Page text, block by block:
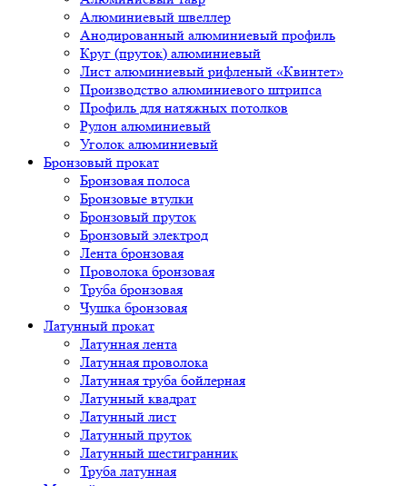
Алюминиевый швеллер
Анодированный алюминиевый профиль
Круг (пруток) алюминиевый
Лист алюминиевый рифленый «Квинтет»
Производство алюминиевого штрипса
Профиль для натяжных потолков
Рулон алюминиевый
Уголок алюминиевый
Бронзовый прокат
Бронзовая полоса
Бронзовые втулки
Бронзовый пруток
Бронзовый электрод
Лента бронзовая
Проволока бронзовая
Труба бронзовая
Чушка бронзовая
Латунный прокат
Латунная лента
Латунная проволока
Латунная труба бойлерная
Латунный квадрат
Латунный лист
Латунный пруток
Латунный шестигранник
Труба латунная